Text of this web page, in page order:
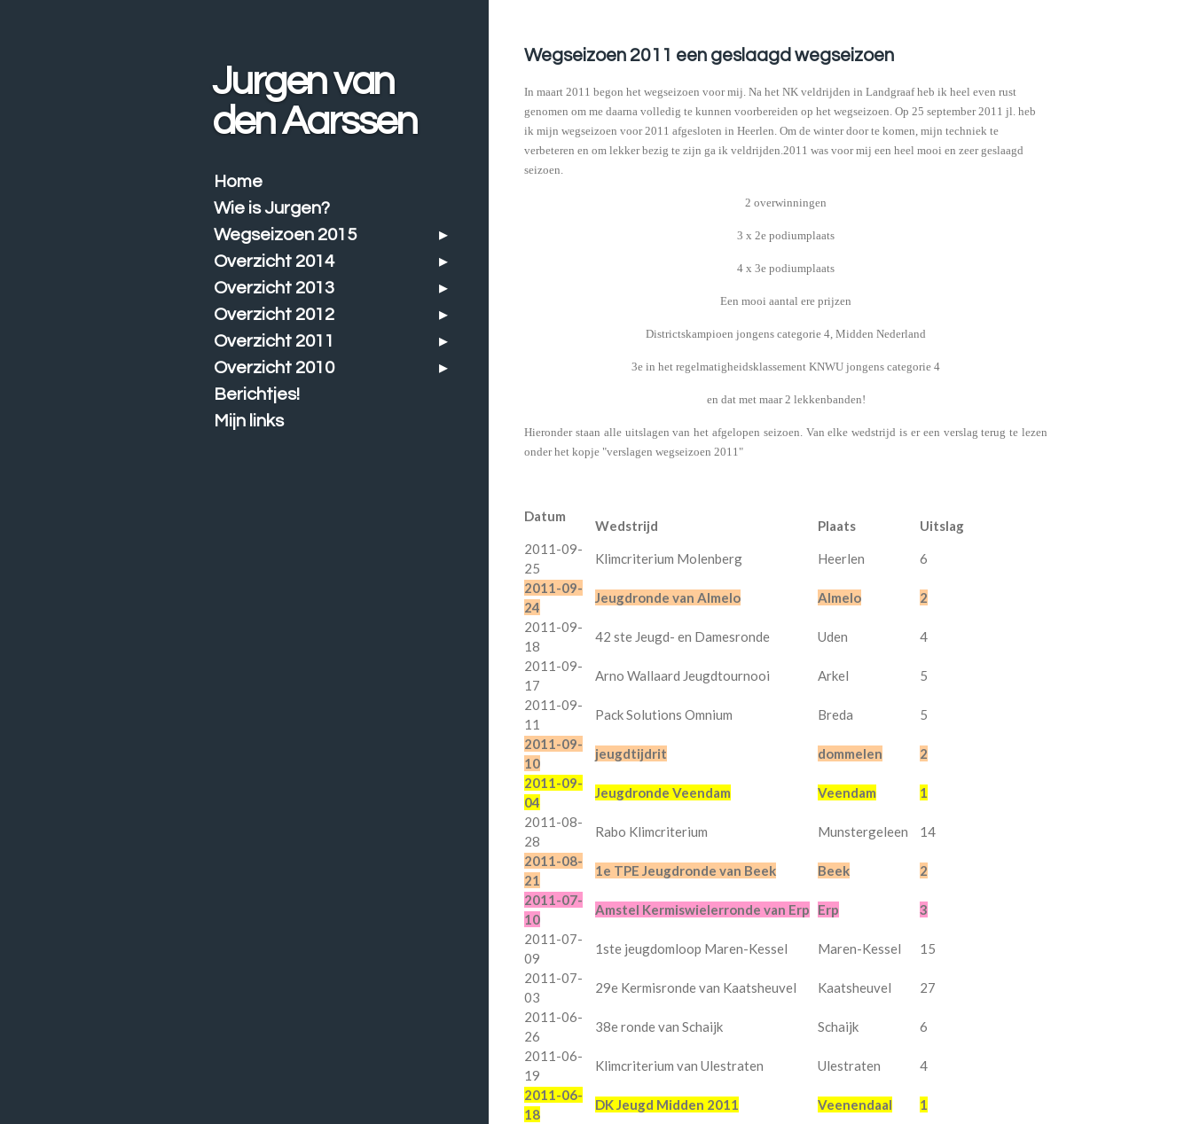
Wegseizoen 2011 een geslaagd wegseizoen
In maart 2011 begon het wegseizoen voor mij. Na het NK veldrijden in Landgraaf heb ik heel even rust
genomen om me daarna volledig te kunnen voorbereiden op het wegseizoen. Op 25 september 2011 jl. heb
ik mijn wegseizoen voor 2011 afgesloten in Heerlen. Om de winter door te komen, mijn techniek te
verbeteren en om lekker bezig te zijn ga ik veldrijden.2011 was voor mij een heel mooi en zeer geslaagd
seizoen.
2 overwinningen
3 x 2e podiumplaats
4 x 3e podiumplaats
Een mooi aantal ere prijzen
Districtskampioen jongens categorie 4, Midden Nederland
3e in het regelmatigheidsklassement KNWU jongens categorie 4
en dat met maar 2 lekkenbanden!
Hieronder staan alle uitslagen van het afgelopen seizoen. Van elke wedstrijd is er een verslag terug te lezen
onder het kopje "verslagen wegseizoen 2011"
Datum
2011-09-
25
Wedstrijd
Klimcriterium Molenberg
Plaats
Heerlen
Uitslag
6
2011-09-
24
Jeugdronde van Almelo Almelo
2
2011-09-
18
42 ste Jeugd- en Damesronde Uden
4
2011-09-
17
Arno Wallaard Jeugdtournooi Arkel
5
2011-09-
11
Pack Solutions Omnium Breda
5
2011-09-
10
jeugdtijdrit dommelen
2
2011-09-
04
Jeugdronde Veendam Veendam
1
2011-08-
28
Rabo Klimcriterium Munstergeleen
14
2011-08-
21
1e TPE Jeugdronde van Beek Beek
2
2011-07-
10
Amstel Kermiswielerronde van Erp Erp
3
2011-07-
09
1ste jeugdomloop Maren-Kessel Maren-Kessel
15
2011-07-
03
29e Kermisronde van Kaatsheuvel Kaatsheuvel
27
2011-06-
26
38e ronde van Schaijk Schaijk
6
2011-06-
19
Klimcriterium van Ulestraten Ulestraten
4
2011-06-
18
DK Jeugd Midden 2011 Veenendaal
1
Jurgen van
den Aarssen
Home
Wie is Jurgen?
Wegseizoen 2015
Overzicht 2014
Overzicht 2013
Overzicht 2012
Overzicht 2011
Overzicht 2010
Berichtjes!
Mijn links